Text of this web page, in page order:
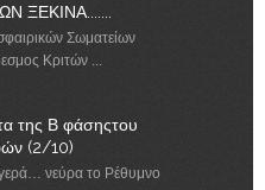
ΞΕΚΙΝΑ.......
Σωματείων
Κριτών ...
της Β φάσηςτου
(2/10)
γερά… νεύρα το Ρέθυμνο